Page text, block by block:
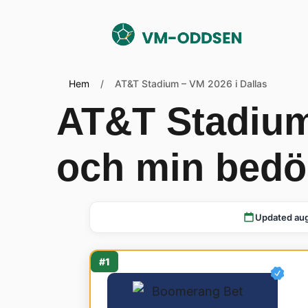
Hem / AT&T Stadium – VM 2026 i Dallas
AT&T
och min
Updated
#1